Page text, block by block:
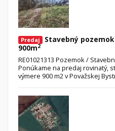
Predaj
Stavebný
900m2
RE01021313 Pozemok /
Ponúkame na predaj rovinatý,
výmere 900 m2 v Považskej